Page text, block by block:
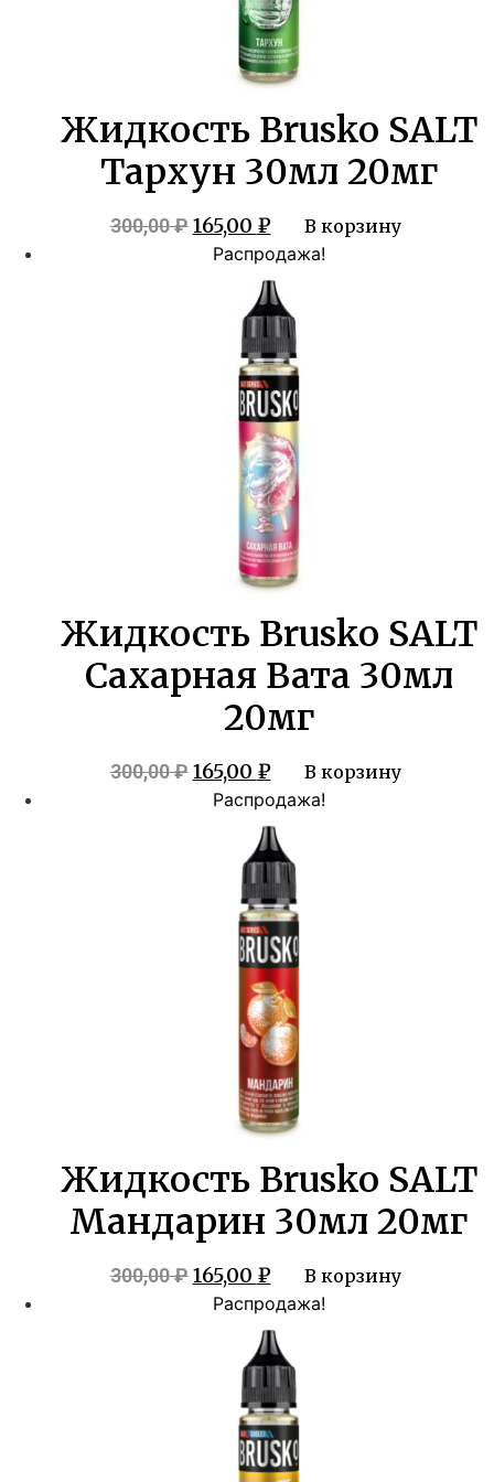
Жидкость Brusko SALT
Тархун 30мл 20мг
300,00₽ Первоначальная
цена
составляла
300,00 ₽.
165,00 ₽Текущая
цена:
165,00 ₽.
В корзину
Распродажа!
Жидкость Brusko SALT
Сахарная Вата 30мл
20мг
300,00₽ Первоначальная
цена
составляла
300,00 ₽.
165,00 ₽Текущая
цена:
165,00 ₽.
В корзину
Распродажа!
Жидкость Brusko SALT
Мандарин 30мл 20мг
300,00₽ Первоначальная
цена
составляла
300,00 ₽.
165,00 ₽Текущая
цена:
165,00 ₽.
В корзину
Распродажа!